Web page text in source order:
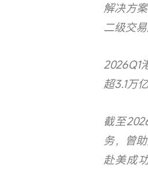
解决方
二级交
2026Q1
超3.1万
截至
务，曾
赴美成